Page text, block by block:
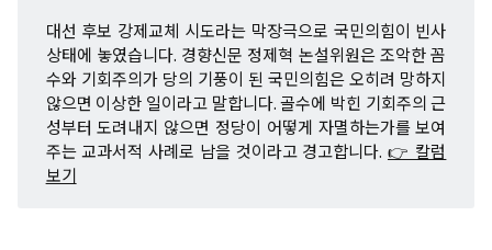
대선 후보 강제교체 시도라는 막장극으로 국민의힘이 빈사
상태에 놓였습니다. 경향신문 정제혁 논설위원은 조악한 꼼
수와 기회주의가 당의 기풍이 된 국민의힘은 오히려 망하지
않으면 이상한 일이라고 말합니다. 골수에 박힌 기회주의 근
성부터 도려내지 않으면 정당이 어떻게 자멸하는가를 보여
주는 교과서적 사례로 남을 것이라고 경고합니다. 👉 칼럼
보기